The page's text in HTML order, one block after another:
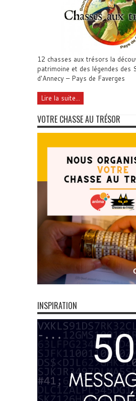
12 chasses aux trésors la
patrimoine et des légendes des
d'Annecy – Pays de Faverges
Lire la suite...
VOTRE CHASSE AU TRÉSOR
INSPIRATION